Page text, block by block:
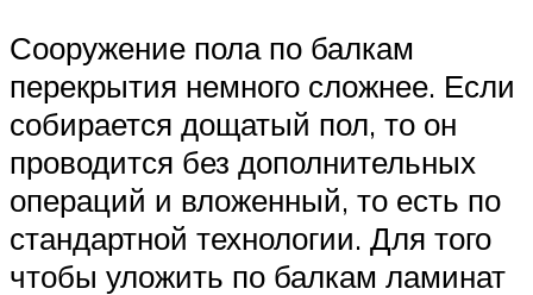
Сооружение пола по балкам
перекрытия немного сложнее. Если
собирается дощатый пол, то он
проводится без дополнительных
операций и вложенный, то есть по
стандартной технологии. Для того
чтобы уложить по балкам ламинат